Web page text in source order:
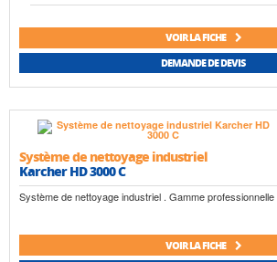
VOIR LA FICHE
DEMANDE DE DEVIS
Système de nettoyage industriel
Karcher HD 3000 C
Système de nettoyage industriel . Gamme professionnelle
VOIR LA FICHE